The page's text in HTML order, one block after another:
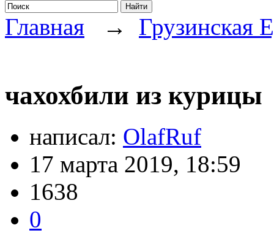
Главная → Грузинская
чахохбили из курицы
написал: OlafRuf
17 марта 2019, 18:59
1638
0